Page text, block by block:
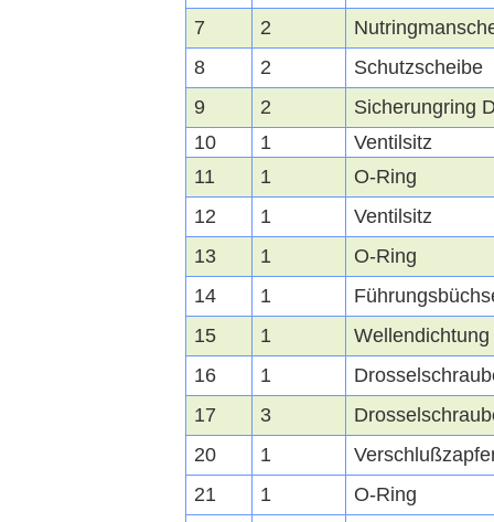
7
2
8
2
Schutzscheibe
9
2
Sicherungring
10
1
Ventilsitz
11
1
O-Ring
12
1
Ventilsitz
13
1
O-Ring
14
1
15
1
16
1
17
3
20
1
21
1
O-Ring